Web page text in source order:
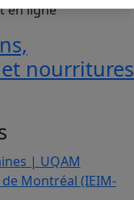
en ligne
nourritures